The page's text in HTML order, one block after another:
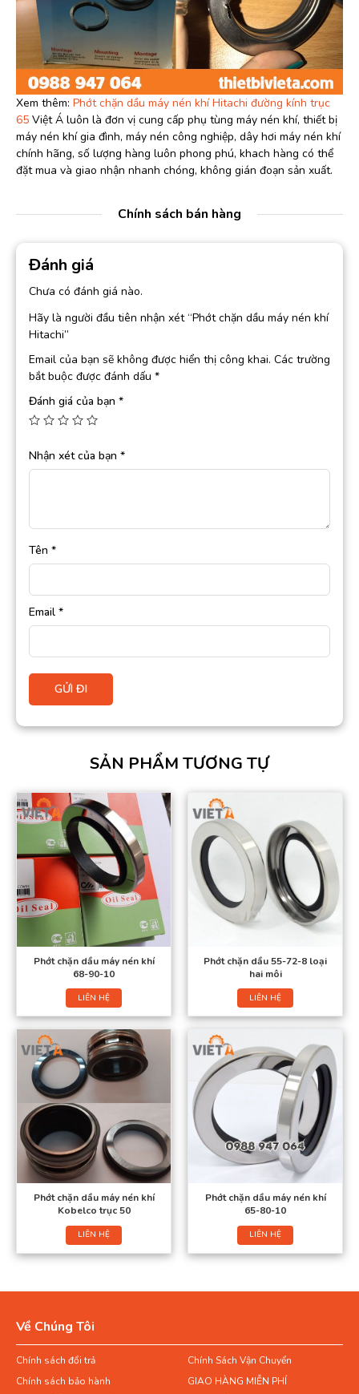
Xem thêm: Phớt chặn dầu máy nén khí Hitachi đường kính trục
65 Việt Á luôn là đơn vị cung cấp phụ tùng máy nén khí, thiết bị
máy nén khí gia đình, máy nén công nghiệp, dây hơi máy nén khí
chính hãng, số lượng hàng luôn phong phú, khach hàng có thể
đặt mua và giao nhận nhanh chóng, không gián đoạn sản xuất.
Chính sách bán hàng
Đánh giá
Chưa có đánh giá nào.
Hãy là người đầu tiên nhận xét “Phớt chặn dầu máy nén khí
Hitachi”
Email của bạn sẽ không được hiển thị công khai. Các trường
bắt buộc được đánh dấu *
Đánh giá của bạn *
Nhận xét của bạn *
Tên *
Email *
SẢN PHẨM TƯƠNG TỰ
Phớt chặn dầu máy nén khí
68-90-10
LIÊN HỆ
Phớt chặn dầu 55-72-8 loại
hai môi
LIÊN HỆ
Phớt chặn dầu máy nén khí
Kobelco trục 50
LIÊN HỆ
Phớt chặn dầu máy nén khí
65-80-10
LIÊN HỆ
Về Chúng Tôi
Chính sách đổi trả
Chính Sách Vận Chuyển
Chính sách bảo hành
GIAO HÀNG MIỄN PHÍ